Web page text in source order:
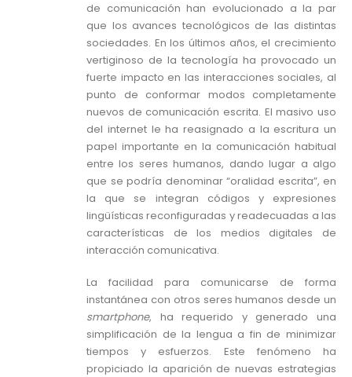
de comunicación han evolucionado a la par
que los avances tecnológicos de las distintas
sociedades. En los últimos años, el crecimiento
vertiginoso de la tecnología ha provocado un
fuerte impacto en las interacciones sociales, al
punto de conformar modos completamente
nuevos de comunicación escrita. El masivo uso
del internet le ha reasignado a la escritura un
papel importante en la comunicación habitual
entre los seres humanos, dando lugar a algo
que se podría denominar “oralidad escrita”, en
la que se integran códigos y expresiones
lingüísticas reconfiguradas y readecuadas a las
características de los medios digitales de
interacción comunicativa.
La facilidad para comunicarse de forma
instantánea con otros seres humanos desde un
smartphone, ha requerido y generado una
simplificación de la lengua a fin de minimizar
tiempos y esfuerzos. Este fenómeno ha
propiciado la aparición de nuevas estrategias